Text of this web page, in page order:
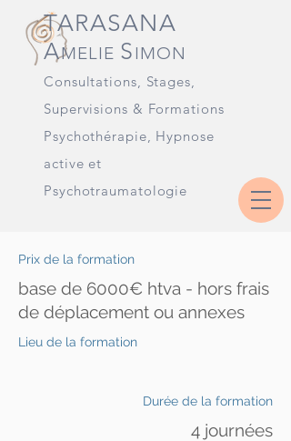
TARASANA
AMELIE S IMON
Consultations, Stages,
Supervisions & Formations
Psychothérapie, Hypnose
active et
Psychotraumatologie
Prix de la formation
base de 6000€ htva - hors frais
de déplacement ou annexes
Lieu de la formation
Durée de la formation
4 journées